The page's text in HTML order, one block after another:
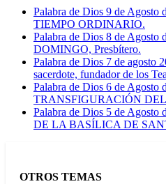
Palabra de Dios 9 de
TIEMPO ORDINARIO.
Palabra de Dios 8 de
DOMINGO, Presbítero.
Palabra de Dios 7 de agosto
sacerdote, fundador de los
Palabra de Dios 6 de Agosto
TRANSFIGURACIÓN
Palabra de Dios 5 de
DE LA BASÍLICA DE
OTROS TEMAS